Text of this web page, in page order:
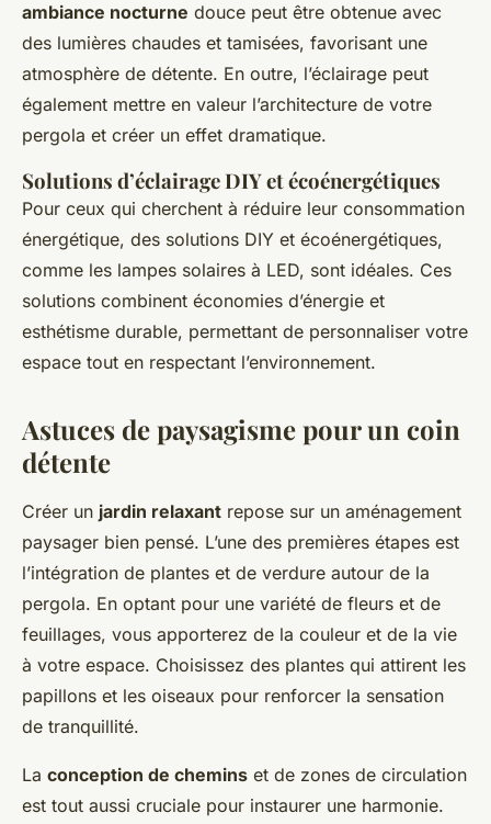
ambiance nocturne douce peut être obtenue avec
des lumières chaudes et tamisées, favorisant une
atmosphère de détente. En outre, l’éclairage peut
également mettre en valeur l’architecture de votre
pergola et créer un effet dramatique.
Solutions d’éclairage DIY et écoénergétiques
Pour ceux qui cherchent à réduire leur consommation
énergétique, des solutions DIY et écoénergétiques,
comme les lampes solaires à LED, sont idéales. Ces
solutions combinent économies d’énergie et
esthétisme durable, permettant de personnaliser votre
espace tout en respectant l’environnement.
Astuces de paysagisme pour un coin
détente
Créer un jardin relaxant repose sur un aménagement
paysager bien pensé. L’une des premières étapes est
l’intégration de plantes et de verdure autour de la
pergola. En optant pour une variété de fleurs et de
feuillages, vous apporterez de la couleur et de la vie
à votre espace. Choisissez des plantes qui attirent les
papillons et les oiseaux pour renforcer la sensation
de tranquillité.
La conception de chemins et de zones de circulation
est tout aussi cruciale pour instaurer une harmonie.